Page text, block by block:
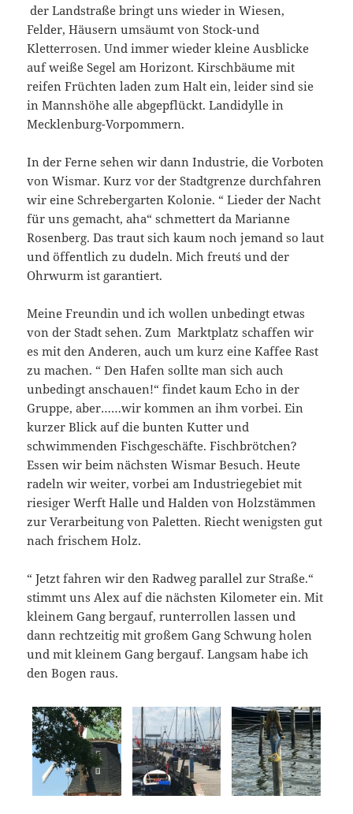
der Landstraße bringt uns wieder in Wiesen,
Felder, Häusern umsäumt von Stock-und
Kletterrosen. Und immer wieder kleine Ausblicke
auf weiße Segel am Horizont. Kirschbäume mit
reifen Früchten laden zum Halt ein, leider sind sie
in Mannshöhe alle abgepflückt. Landidylle in
Mecklenburg-Vorpommern.
In der Ferne sehen wir dann Industrie, die Vorboten
von Wismar. Kurz vor der Stadtgrenze durchfahren
wir eine Schrebergarten Kolonie. “ Lieder der Nacht
für uns gemacht, aha“ schmettert da Marianne
Rosenberg. Das traut sich kaum noch jemand so laut
und öffentlich zu dudeln. Mich freut´s und der
Ohrwurm ist garantiert.
Meine Freundin und ich wollen unbedingt etwas
von der Stadt sehen. Zum Marktplatz schaffen wir
es mit den Anderen, auch um kurz eine Kaffee Rast
zu machen. “ Den Hafen sollte man sich auch
unbedingt anschauen!“ findet kaum Echo in der
Gruppe, aber……wir kommen an ihm vorbei. Ein
kurzer Blick auf die bunten Kutter und
schwimmenden Fischgeschäfte. Fischbrötchen?
Essen wir beim nächsten Wismar Besuch. Heute
radeln wir weiter, vorbei am Industriegebiet mit
riesiger Werft Halle und Halden von Holzstämmen
zur Verarbeitung von Paletten. Riecht wenigsten gut
nach frischem Holz.
“ Jetzt fahren wir den Radweg parallel zur Straße.“
stimmt uns Alex auf die nächsten Kilometer ein. Mit
kleinem Gang bergauf, runterrollen lassen und
dann rechtzeitig mit großem Gang Schwung holen
und mit kleinem Gang bergauf. Langsam habe ich
den Bogen raus.